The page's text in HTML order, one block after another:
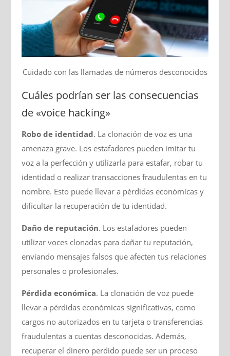
Cuidado con las llamadas de números desconocidos
Cuáles podrían ser las consecuencias
de «voice hacking»
Robo de identidad. La clonación de voz es una
amenaza grave. Los estafadores pueden imitar tu
voz a la perfección y utilizarla para estafar, robar tu
identidad o realizar transacciones fraudulentas en tu
nombre. Esto puede llevar a pérdidas económicas y
dificultar la recuperación de tu identidad.
Daño de reputación. Los estafadores pueden
utilizar voces clonadas para dañar tu reputación,
enviando mensajes falsos que afecten tus relaciones
personales o profesionales.
Pérdida económica. La clonación de voz puede
llevar a pérdidas económicas significativas, como
cargos no autorizados en tu tarjeta o transferencias
fraudulentas a cuentas desconocidas. Además,
recuperar el dinero perdido puede ser un proceso